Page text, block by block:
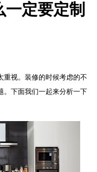
定要定制
重视。装修的时候考虑的不
。下面我们一起来分析一下